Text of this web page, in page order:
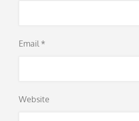
Email *
Website